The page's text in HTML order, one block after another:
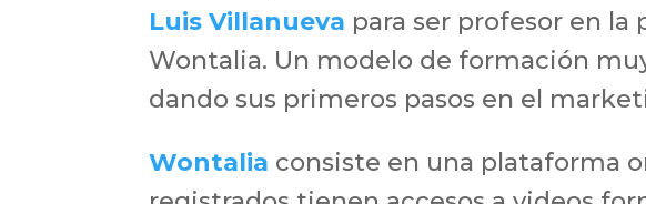
Luis Villanueva para ser profesor en
Wontalia. Un modelo de formación
dando sus primeros pasos en el
Wontalia consiste en una plataforma